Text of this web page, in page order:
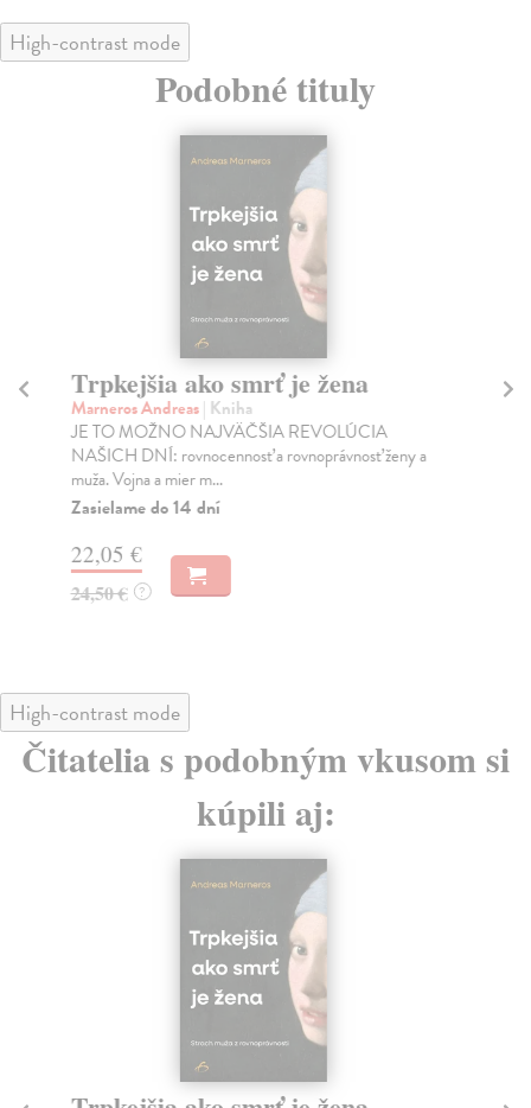
High-contrast mode
Podobné tituly
Trpkejšia ako smrť je žena
Marneros Andreas| Kniha
JE TO MOŽNO NAJVÄČŠIA REVOLÚCIA
NAŠICH DNÍ: rovnocennosť a rovnoprávnosť ženy a
muža. Vojna a mier m...
Zasielame do 14 dní
22,05 €
24,50 € ?
High-contrast mode
Čitatelia s podobným vkusom si
kúpili aj: